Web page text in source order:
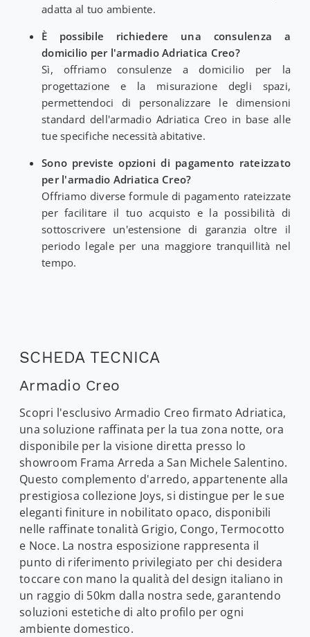
adatta al tuo ambiente.
È possibile richiedere una consulenza a
domicilio per l'armadio Adriatica Creo?
Sì, offriamo consulenze a domicilio per la
progettazione e la misurazione degli spazi,
permettendoci di personalizzare le dimensioni
standard dell'armadio Adriatica Creo in base alle
tue specifiche necessità abitative.
Sono previste opzioni di pagamento rateizzato
per l'armadio Adriatica Creo?
Offriamo diverse formule di pagamento rateizzate
per facilitare il tuo acquisto e la possibilità di
sottoscrivere un'estensione di garanzia oltre il
periodo legale per una maggiore tranquillità nel
tempo.
SCHEDA TECNICA
Armadio Creo
Scopri l'esclusivo Armadio Creo firmato Adriatica,
una soluzione raffinata per la tua zona notte, ora
disponibile per la visione diretta presso lo
showroom Frama Arreda a San Michele Salentino.
Questo complemento d'arredo, appartenente alla
prestigiosa collezione Joys, si distingue per le sue
eleganti finiture in nobilitato opaco, disponibili
nelle raffinate tonalità Grigio, Congo, Termocotto
e Noce. La nostra esposizione rappresenta il
punto di riferimento privilegiato per chi desidera
toccare con mano la qualità del design italiano in
un raggio di 50km dalla nostra sede, garantendo
soluzioni estetiche di alto profilo per ogni
ambiente domestico.